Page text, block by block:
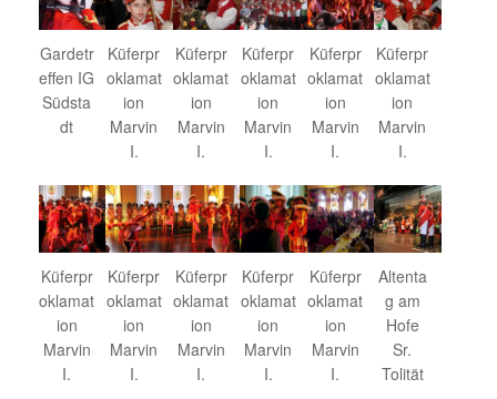
Gardetr
effen IG
Südsta
dt
Küferpr
oklamat
ion
Marvin
I.
Küferpr
oklamat
ion
Marvin
I.
Küferpr
oklamat
ion
Marvin
I.
Küferpr
oklamat
ion
Marvin
I.
Küferpr
oklamat
ion
Marvin
I.
Küferpr
oklamat
ion
Marvin
I.
Küferpr
oklamat
ion
Marvin
I.
Küferpr
oklamat
ion
Marvin
I.
Küferpr
oklamat
ion
Marvin
I.
Küferpr
oklamat
ion
Marvin
I.
Altenta
g am
Hofe
Sr.
Tolität